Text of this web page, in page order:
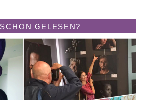
SCHON GELESEN?